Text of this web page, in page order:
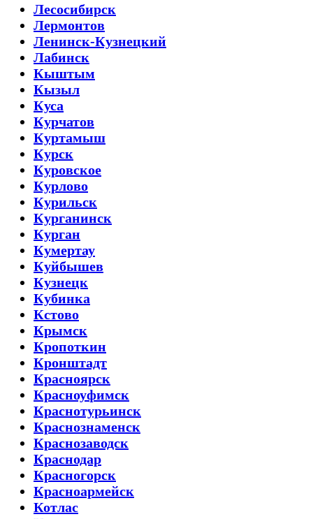
Лесосибирск
Лермонтов
Ленинск-Кузнецкий
Лабинск
Кыштым
Кызыл
Куса
Курчатов
Куртамыш
Курск
Куровское
Курлово
Курильск
Курганинск
Курган
Кумертау
Куйбышев
Кузнецк
Кубинка
Кстово
Крымск
Кропоткин
Кронштадт
Красноярск
Красноуфимск
Краснотурьинск
Краснознаменск
Краснозаводск
Краснодар
Красногорск
Красноармейск
Котлас